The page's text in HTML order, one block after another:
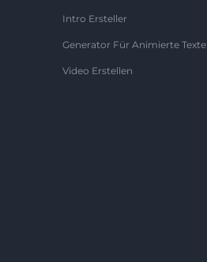
Intro Ersteller
Generator Für Animierte Texte
Video Erstellen